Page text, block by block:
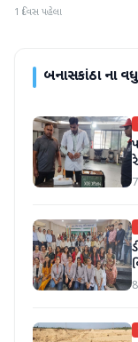
1 દિવસ પહેલા
બનાસકાંઠાના